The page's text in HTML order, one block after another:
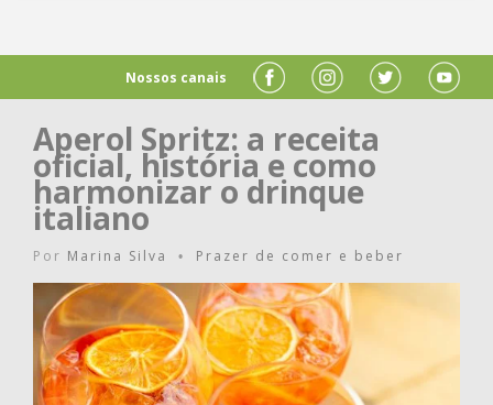
Nossos canais
Aperol Spritz: a receita
oficial, história e como
harmonizar o drinque
italiano
Por Marina Silva • Prazer de comer e beber